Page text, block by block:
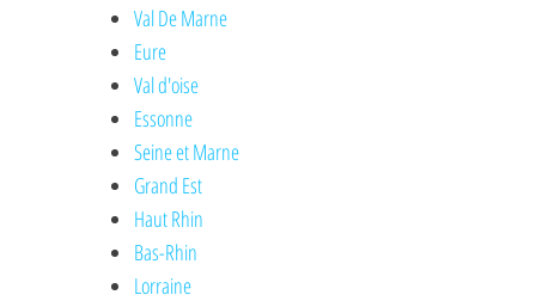
Val De Marne
Eure
Val d'oise
Essonne
Seine et Marne
Grand Est
Haut Rhin
Bas-Rhin
Lorraine